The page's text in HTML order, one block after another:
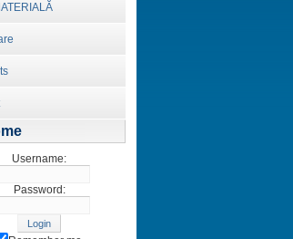
Username:
Password: